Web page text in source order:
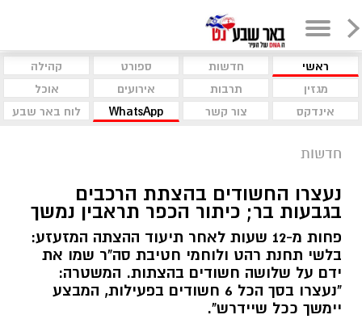
ראשי חדשות ספורט
קהילה
מגזין
תרבות אירועים
אוכל
אינדקס
צור קשר WhatsApp לוח באר שבע
חדשות
נעצרו החשודים בהצתת הרכבים
בגבעות בר; כיתור הכפר תראבין נמשך
פחות מ-12 שעות לאחר תיעוד ההצתה המזעזע:
בלשי תחנת רהט ולוחמי חטיבת סה"ר שמו את
ידם על שלושה חשודים בהצתות. המשטרה:
"נעצרו בסך הכל 6 חשודים בפעילות, המבצע
יימשך ככל שיידרש".